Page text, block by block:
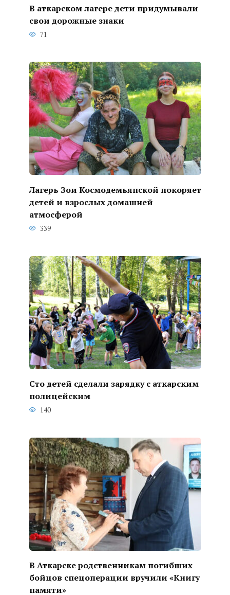
В аткарском лагере дети придумывали
свои дорожные знаки
71
Лагерь Зои Космодемьянской покоряет
детей и взрослых домашней
атмосферой
339
Сто детей сделали зарядку с аткарским
полицейским
140
В Аткарске родственникам погибших
бойцов спецоперации вручили «Книгу
памяти»